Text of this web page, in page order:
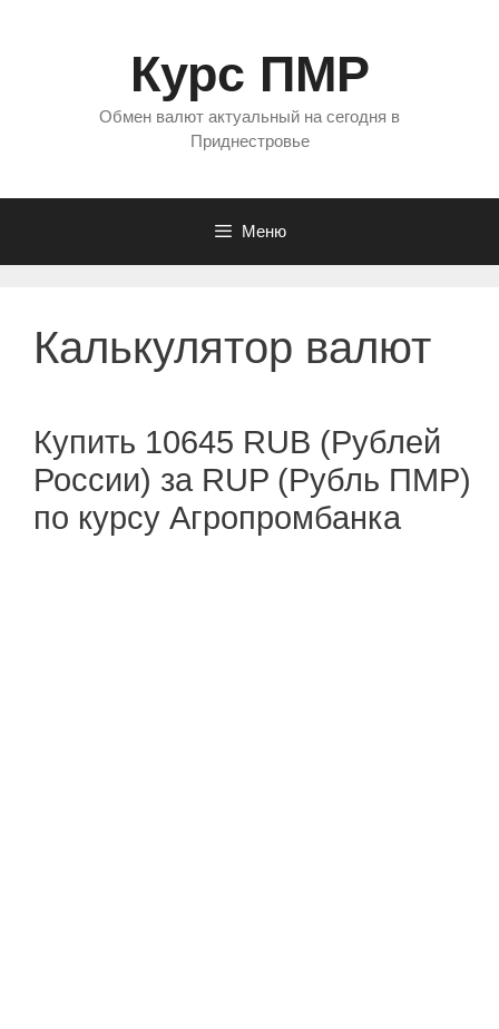
Курс ПМР
Обмен валют актуальный на сегодня в
Приднестровье
Меню
Калькулятор валют
Купить 10645 RUB (Рублей
России) за RUP (Рубль ПМР)
по курсу Агропромбанка